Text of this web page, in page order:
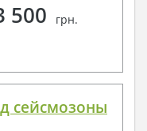
500 грн.
сейсмозоны